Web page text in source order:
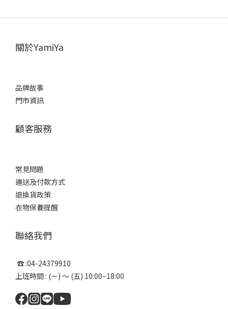
關於YamiYa
品牌故事
門市資訊
顧客服務
常見問題
運送及付款方式
退換貨政策
衣物保養提醒
聯絡我們
☎ :04-24379910
上班時間 : (ㄧ) ～ (五) 10:00~18:00